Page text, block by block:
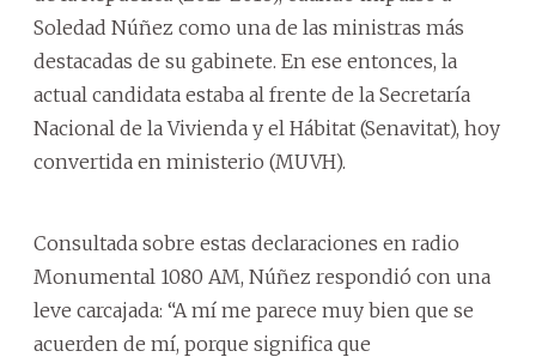
Soledad Núñez como una de las ministras más
destacadas de su gabinete. En ese entonces, la
actual candidata estaba al frente de la Secretaría
Nacional de la Vivienda y el Hábitat (Senavitat), hoy
convertida en ministerio (MUVH).
Consultada sobre estas declaraciones en radio
Monumental 1080 AM, Núñez respondió con una
leve carcajada: “A mí me parece muy bien que se
acuerden de mí, porque significa que